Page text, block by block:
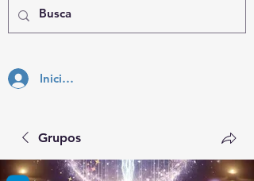
Inicia Sesión
Grupos